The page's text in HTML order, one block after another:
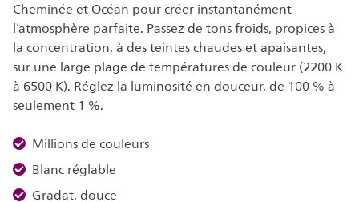
Cheminée et Océan pour créer instantanément
l’atmosphère parfaite. Passez de tons froids, propices à
la concentration, à des teintes chaudes et apaisantes,
sur une large plage de températures de couleur (2200 K
à 6500 K). Réglez la luminosité en douceur, de 100 % à
seulement 1 %.
Millions de couleurs
Blanc réglable
Gradat. douce